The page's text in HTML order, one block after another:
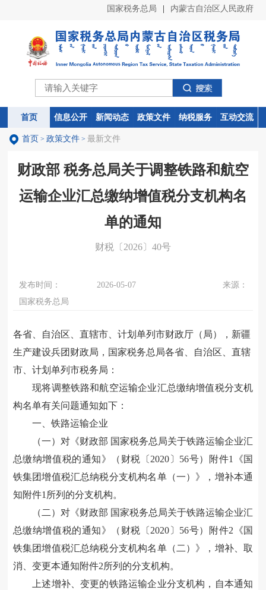
国家税务总局 内蒙古自治区人民政府
首页 信息公开 新闻动态 政策文件 纳税服务 互动交流
首页 信息公开 新闻动态 政策文件 纳税服务 互动交流
首页 > 政策文件> 最新文件
财政部 税务总局关于调整铁路和航空
运输企业汇总缴纳增值税分支机构名
单的通知
财税〔2026〕40号
发布时间： 2026-05-07
来源：
国家税务总局
各省、自治区、直辖市、计划单列市财政厅（局），新疆
生产建设兵团财政局，国家税务总局各省、自治区、直辖
市、计划单列市税务局：
现将调整铁路和航空运输企业汇总缴纳增值税分支机
构名单有关问题通知如下：
一、铁路运输企业
（一）对《财政部 国家税务总局关于铁路运输企业汇
总缴纳增值税的通知》
（财税〔2020〕56号）附件1《国
铁集团增值税汇总纳税分支机构名单（一）》，增补本通
知附件1所列的分支机构。
（二）对《财政部 国家税务总局关于铁路运输企业汇
总缴纳增值税的通知》
（财税〔2020〕56号）附件2《国
铁集团增值税汇总纳税分支机构名单（二）》，增补、取
消、变更本通知附件2所列的分支机构。
上述增补、变更的铁路运输企业分支机构，自本通知